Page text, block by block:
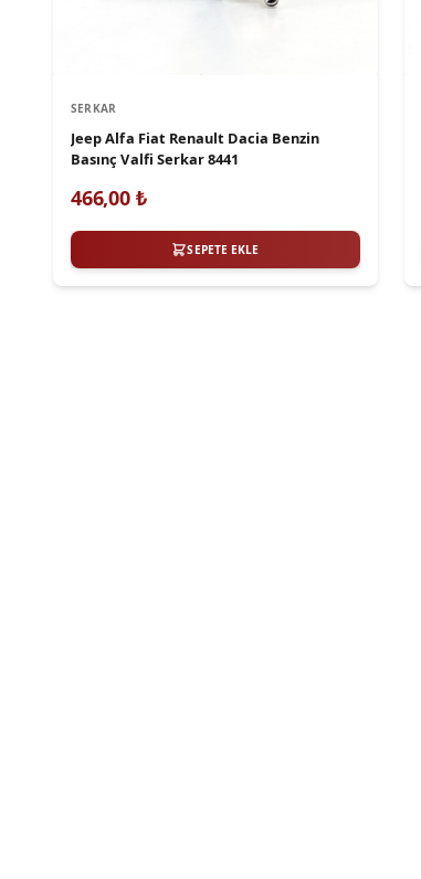
SERKAR
Jeep Alfa Fiat Renault Dacia Benzin
Basınç Valfi Serkar 8441
466,00₺
SEPETE EKLE